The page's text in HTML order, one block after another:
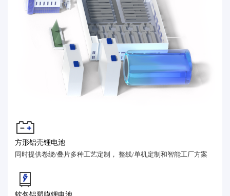
方形铝壳锂电池
同时提供卷绕/叠片多种工艺定制， 整线/单机定制和智能工厂方案